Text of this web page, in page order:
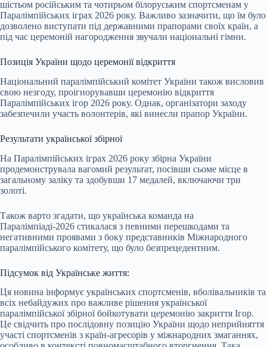
шістьом російським та чотирьом білоруським спортсменам у
Паралімпійських іграх 2026 року. Важливо зазначити, що їм було
дозволено виступати під державними прапорами своїх країн, а
під час церемоній нагородження звучали національні гімни.
Позиція України щодо церемонії відкриття
Національний паралімпійський комітет України також висловив
свою незгоду, проігнорувавши церемонію відкриття
Паралімпійських ігор 2026 року. Однак, організатори заходу
забезпечили участь волонтерів, які винесли прапор України.
Результати української збірної
На Паралімпійських іграх 2026 року збірна України
продемонструвала вагомий результат, посівши сьоме місце в
загальному заліку та здобувши 17 медалей, включаючи три
золоті.
Також варто згадати, що українська команда на
Паралімпіаді-2026 стикалася з певними перешкодами та
негативними проявами з боку представників Міжнародного
паралімпійського комітету, що було безпрецедентним.
Підсумок від Українське життя:
Ця новина інформує українських спортсменів, вболівальників та
всіх небайдужих про важливе рішення української
паралімпійської збірної бойкотувати церемонію закриття Ігор.
Це свідчить про послідовну позицію України щодо неприйняття
участі спортсменів з країн-агресорів у міжнародних змаганнях,